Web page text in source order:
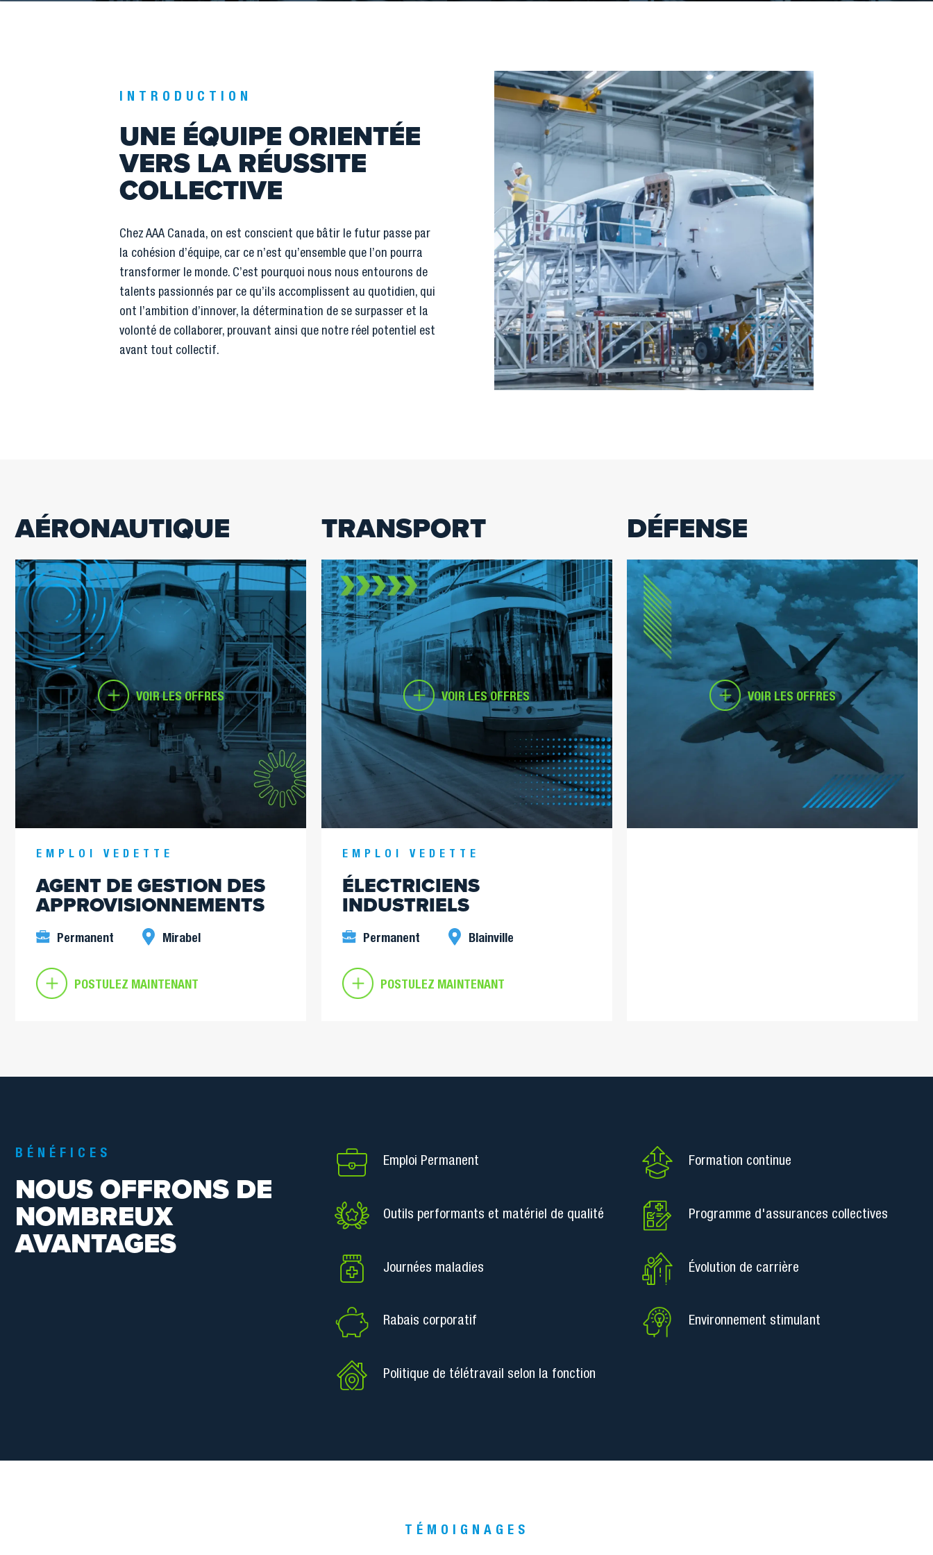
INTRODUCTION
UNE ÉQUIPE ORIENTÉE
VERS LA RÉUSSITE
COLLECTIVE
Chez AAA Canada, on est conscient que bâtir le futur passe par
la cohésion d’équipe, car ce n’est qu’ensemble que l’on pourra
transformer le monde. C’est pourquoi nous nous entourons de
talents passionnés par ce qu’ils accomplissent au quotidien, qui
ont l’ambition d’innover, la détermination de se surpasser et la
volonté de collaborer, prouvant ainsi que notre réel potentiel est
avant tout collectif.
AÉRONAUTIQUE
VOIR LES OFFRES
EMPLOI VEDETTE
AGENT DE GESTION DES
APPROVISIONNEMENTS
Permanent Mirabel
POSTULEZ MAINTENANT
TRANSPORT
VOIR LES OFFRES
EMPLOI VEDETTE
ÉLECTRICIENS
INDUSTRIELS
Permanent Blainville
POSTULEZ MAINTENANT
DÉFENSE
VOIR LES OFFRES
BÉNÉFICES
NOUS OFFRONS DE
NOMBREUX
AVANTAGES
Emploi Permanent Formation continue
Outils performants et matériel de qualité Programme d'assurances collectives
Journées maladies Évolution de carrière
Rabais corporatif Environnement stimulant
Politique de télétravail selon la fonction
TÉMOIGNAGES